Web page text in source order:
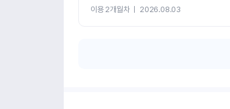
이용 2개월차ㅣ 2026.08.03